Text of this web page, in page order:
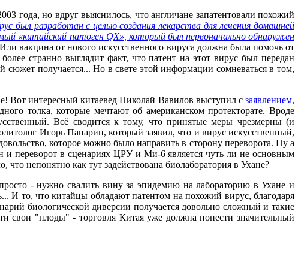
но вдруг выяснилось, что англичане запатентовали похожий
был разработан с целью создания лекарства для лечения домашней
«китайский патоген QX», который был первоначально обнаружен
вакцина от нового искусственного вируса должна была помочь от
странно выглядит факт, что патент на этот вирус был передан
получается... Но в свете этой информации сомневаться в том,
Вот интересный китаевед Николай Вавилов выступил с заявлением,
толка, которые мечтают об американском протекторате. Вроде
Всё сводится к тому, что принятые меры чрезмерны (и
Игорь Панарин, который заявил, что и вирус искусственный,
которое можно было направить в сторону переворота. Ну а
и переворот в сценариях ЦРУ и Ми-6 является чуть ли не основным
непонятно как тут задействована биолаборатория в Ухане?
- нужно свалить вину за эпидемию на лабораторию в Ухане и
И то, что китайцы обладают патентом на похожий вирус, благодаря
биологической диверсии получается довольно сложный и такие
свои "плоды" - торговля Китая уже должна понести значительный